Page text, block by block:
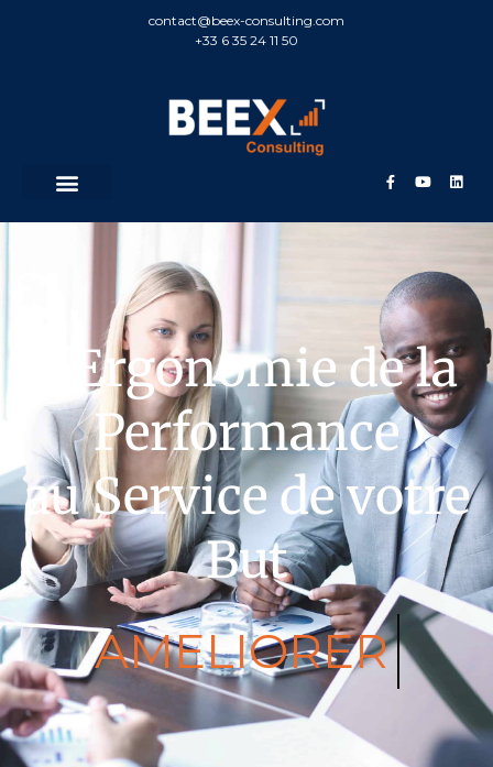
contact@beex-consulting.com
+33 6 35 24 11 50
L'Ergonomie de la
Performance
au Service de votre
But
AMELIORER